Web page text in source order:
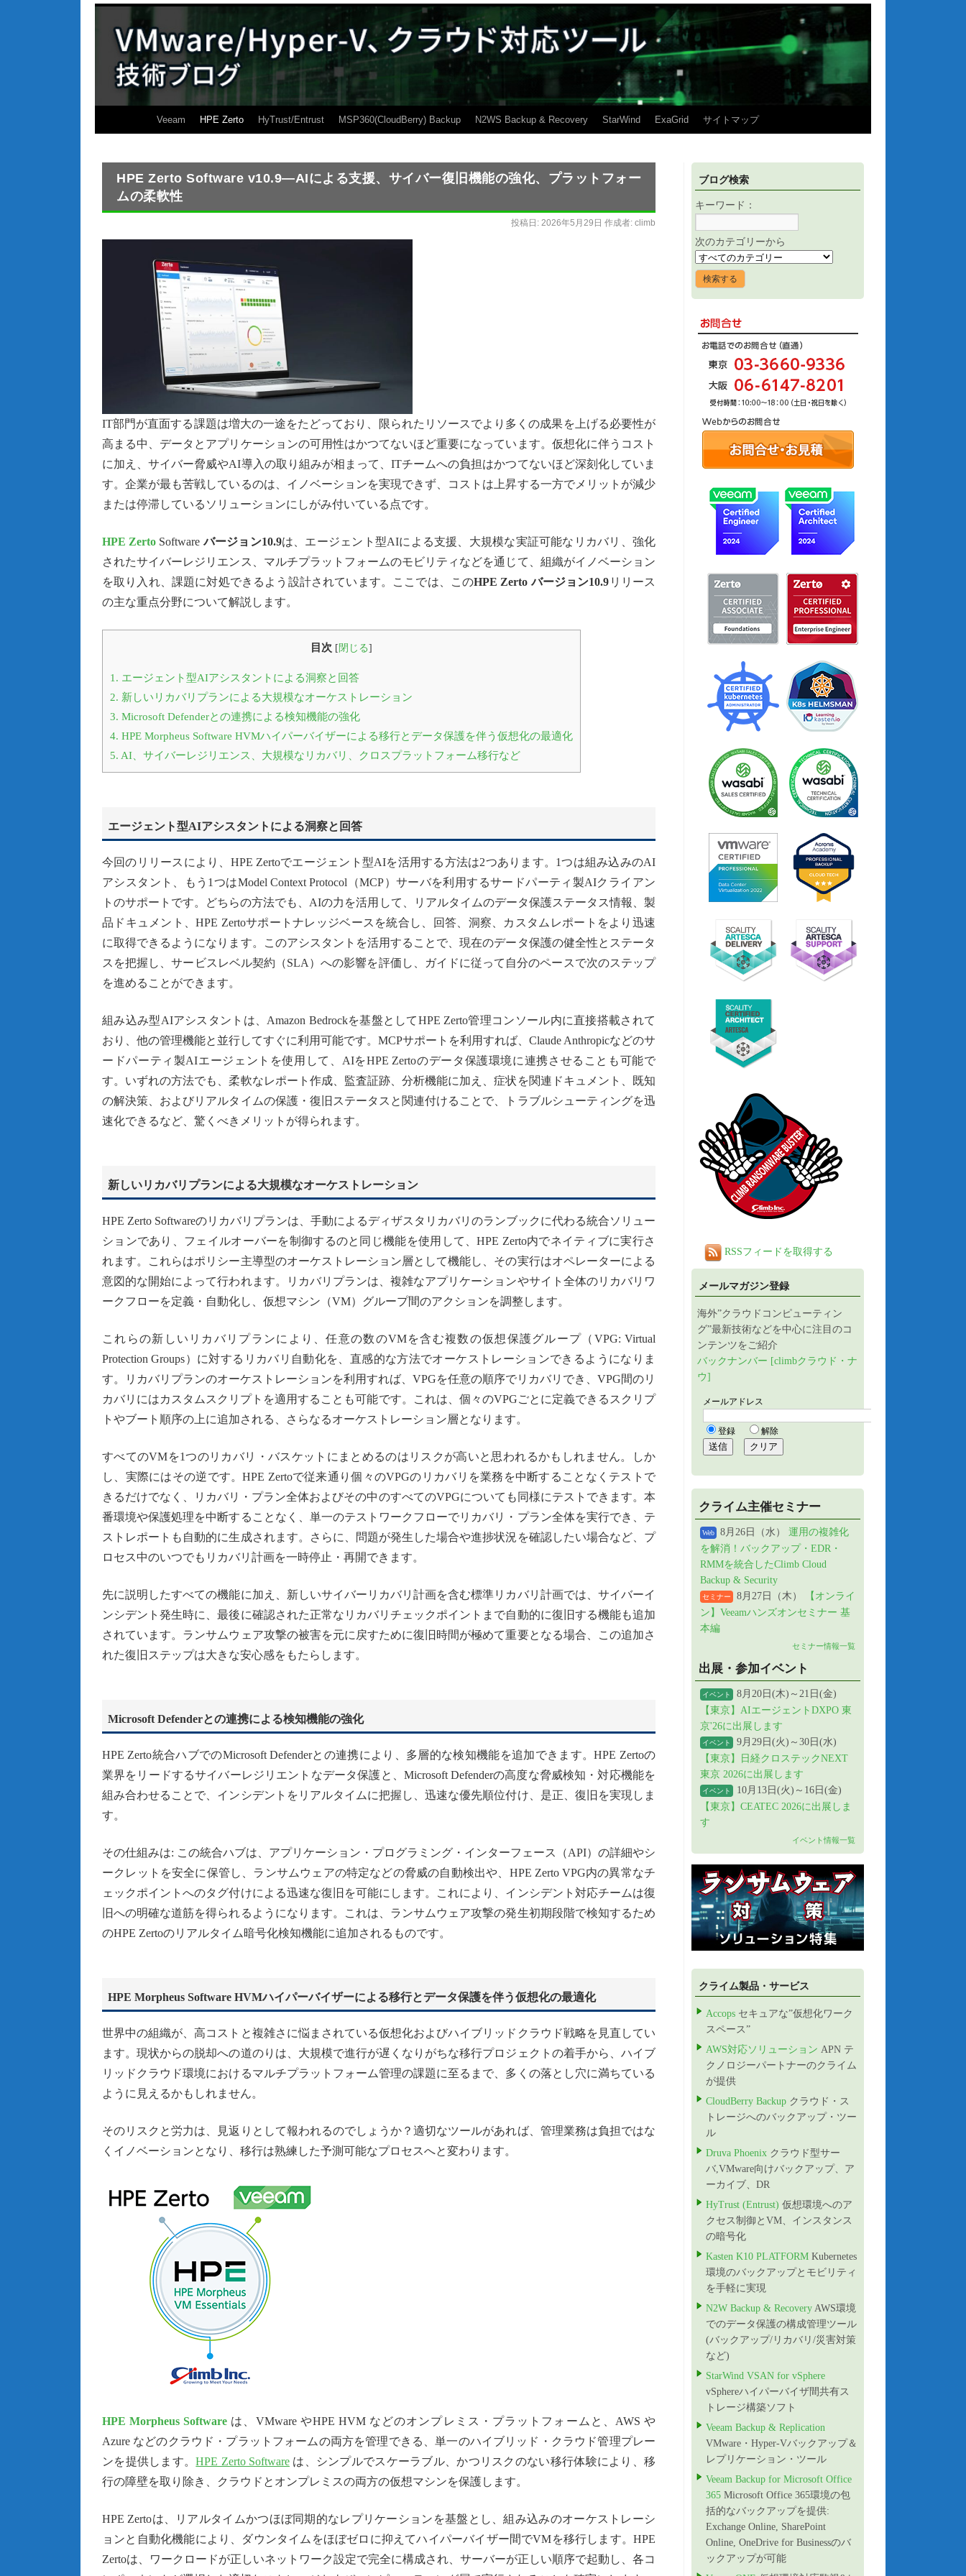
Veeam HPE Zerto HyTrust/Entrust MSP360(CloudBerry) Backup N2WS Backup & Recovery StarWind ExaGrid サイトマップ
HPE Zerto Software v10.9—AIによる支援、サイバー復旧機能の強化、プラットフォー
ムの柔軟性
投稿日: 2026年5月29日 作成者: climb
IT部門が直面する課題は増大の一途をたどっており、限られたリソースでより多くの成果を上げる必要性が
高まる中、データとアプリケーションの可用性はかつてないほど重要になっています。仮想化に伴うコスト
に加え、サイバー脅威やAI導入の取り組みが相まって、ITチームへの負担はかつてないほど深刻化していま
す。企業が最も苦戦しているのは、イノベーションを実現できず、コストは上昇する一方でメリットが減少
または停滞しているソリューションにしがみ付いている点です。
HPE Zerto Softwareバージョン10.9は、エージェント型AIによる支援、大規模な実証可能なリカバリ、強化
されたサイバーレジリエンス、マルチプラットフォームのモビリティなどを通じて、組織がイノベーション
を取り入れ、課題に対処できるよう設計されています。ここでは、このHPE Zerto バージョン10.9 リリース
の主な重点分野について解説します。
目次 [ 閉じる]
1. エージェント型AIアシスタントによる洞察と回答
2. 新しいリカバリプランによる大規模なオーケストレーション
3. Microsoft Defenderとの連携による検知機能の強化
4. HPE Morpheus Software HVMハイパーバイザーによる移行とデータ保護を伴う仮想化の最適化
5. AI、サイバーレジリエンス、大規模なリカバリ、クロスプラットフォーム移行など
エージェント型AIアシスタントによる洞察と回答
今回のリリースにより、HPE Zertoでエージェント型AIを活用する方法は2つあります。1つは組み込みのAI
アシスタント、もう1つはModel Context Protocol（MCP）サーバを利用するサードパーティ製AIクライアン
トのサポートです。どちらの方法でも、AIの力を活用して、リアルタイムのデータ保護ステータス情報、製
品ドキュメント、HPE Zertoサポートナレッジベースを統合し、回答、洞察、カスタムレポートをより迅速
に取得できるようになります。このアシスタントを活用することで、現在のデータ保護の健全性とステータ
スを把握し、サービスレベル契約（SLA）への影響を評価し、ガイドに従って自分のペースで次のステップ
を進めることができます。
組み込み型AIアシスタントは、Amazon Bedrockを基盤としてHPE Zerto管理コンソール内に直接搭載されて
おり、他の管理機能と並行してすぐに利用可能です。MCPサポートを利用すれば、Claude Anthropicなどのサ
ードパーティ製AIエージェントを使用して、AIをHPE Zertoのデータ保護環境に連携させることも可能で
す。いずれの方法でも、柔軟なレポート作成、監査証跡、分析機能に加え、症状を関連ドキュメント、既知
の解決策、およびリアルタイムの保護・復旧ステータスと関連付けることで、トラブルシューティングを迅
速化できるなど、驚くべきメリットが得られます。
新しいリカバリプランによる大規模なオーケストレーション
HPE Zerto Softwareのリカバリプランは、手動によるディザスタリカバリのランブックに代わる統合ソリュー
ションであり、フェイルオーバーを制御するのと同じ機能を使用して、HPE Zerto内でネイティブに実行さ
れます。これらはポリシー主導型のオーケストレーション層として機能し、その実行はオペレーターによる
意図的な開始によって行われます。リカバリプランは、複雑なアプリケーションやサイト全体のリカバリワ
ークフローを定義・自動化し、仮想マシン（VM）グループ間のアクションを調整します。
これらの新しいリカバリプランにより、任意の数のVMを含む複数の仮想保護グループ（VPG: Virtual
Protection Groups）に対するリカバリ自動化を、直感的な方法でオーケストレーションできるようになりま
す。リカバリプランのオーケストレーションを利用すれば、VPGを任意の順序でリカバリでき、VPG間のリ
カバリにはカスタムスクリプトを適用することも可能です。これは、個々のVPGごとに定義できるスクリプ
トやブート順序の上に追加される、さらなるオーケストレーション層となります。
すべてのVMを1つのリカバリ・バスケットにまとめるのはリスクが高いと思われるかもしれません。しか
し、実際にはその逆です。HPE Zertoで従来通り個々のVPGのリカバリを業務を中断することなくテストで
きるだけでなく、リカバリ・プラン全体およびその中のすべてのVPGについても同様にテストできます。本
番環境や保護処理を中断することなく、単一のテストワークフローでリカバリ・プラン全体を実行でき、テ
ストレポートも自動的に生成されます。さらに、問題が発生した場合や進捗状況を確認したい場合など、プ
ロセス中のいつでもリカバリ計画を一時停止・再開できます。
先に説明したすべての機能に加え、新しいサイバーリカバリ計画を含む標準リカバリ計画では、サイバーイ
ンシデント発生時に、最後に確認された正常なリカバリチェックポイントまで自動的に復旧する機能も追加
されています。ランサムウェア攻撃の被害を元に戻すために復旧時間が極めて重要となる場合、この追加さ
れた復旧ステップは大きな安心感をもたらします。
Microsoft Defenderとの連携による検知機能の強化
HPE Zerto統合ハブでのMicrosoft Defenderとの連携により、多層的な検知機能を追加できます。HPE Zertoの
業界をリードするサイバーレジリエントなデータ保護と、Microsoft Defenderの高度な脅威検知・対応機能を
組み合わせることで、インシデントをリアルタイムに把握し、迅速な優先順位付け、是正、復旧を実現しま
す。
その仕組みは: この統合ハブは、アプリケーション・プログラミング・インターフェース（API）の詳細やシ
ークレットを安全に保管し、ランサムウェアの特定などの脅威の自動検出や、HPE Zerto VPG内の異常なチ
ェックポイントへのタグ付けによる迅速な復旧を可能にします。これにより、インシデント対応チームは復
旧への明確な道筋を得られるようになります。これは、ランサムウェア攻撃の発生初期段階で検知するため
のHPE Zertoのリアルタイム暗号化検知機能に追加されるものです。
HPE Morpheus Software HVMハイパーバイザーによる移行とデータ保護を伴う仮想化の最適化
世界中の組織が、高コストと複雑さに悩まされている仮想化およびハイブリッドクラウド戦略を見直してい
ます。現状からの脱却への道のりは、大規模で進行が遅くなりがちな移行プロジェクトの着手から、ハイブ
リッドクラウド環境におけるマルチプラットフォーム管理の課題に至るまで、多くの落とし穴に満ちている
ように見えるかもしれません。
そのリスクと労力は、見返りとして報われるのでしょうか？適切なツールがあれば、管理業務は負担ではな
くイノベーションとなり、移行は熟練した予測可能なプロセスへと変わります。
HPE Morpheus Software は、VMware やHPE HVM などのオンプレミス・プラットフォームと、AWS や
Azure などのクラウド・プラットフォームの両方を管理できる、単一のハイブリッド・クラウド管理プレー
ンを提供します。HPE Zerto Softwareは、シンプルでスケーラブル、かつリスクのない移行体験により、移
行の障壁を取り除き、クラウドとオンプレミスの両方の仮想マシンを保護します。
HPE Zertoは、リアルタイムかつほぼ同期的なレプリケーションを基盤とし、組み込みのオーケストレーシ
ョンと自動化機能により、ダウンタイムをほぼゼロに抑えてハイパーバイザー間でVMを移行します。HPE
Zertoは、ワークロードが正しいネットワーク設定で完全に構成され、サーバーが正しい順序で起動し、各コ
ブログ検索
キーワード：
次のカテゴリーから
RSSフィードを取得する
メールマガジン登録
海外”クラウドコンピューティン
グ”最新技術などを中心に注目のコ
ンテンツをご紹介
バックナンバー [climbクラウド・ナ
ウ]
クライム主催セミナー
Web 8月26日（水） 運用の複雑化
を解消！バックアップ・EDR・
RMMを統合したClimb Cloud
Backup & Security
セミナー 8月27日（木）
【オンライ
ン】Veeamハンズオンセミナー 基
本編
セミナー情報一覧
出展・参加イベント
イベント
8月20日(木)～21日(金)
【東京】AIエージェントDXPO 東
京'26に出展します
イベント
9月29日(火)～30日(水)
【東京】日経クロステックNEXT
東京 2026に出展します
イベント
10月13日(火)～16日(金)
【東京】CEATEC 2026に出展しま
す
イベント情報一覧
クライム製品・サービス
Accops セキュアな”仮想化ワーク
スペース”
AWS対応ソリューション APN テ
クノロジーパートナーのクライム
が提供
CloudBerry Backup クラウド・ス
トレージへのバックアップ・ツー
ル
Druva Phoenix クラウド型サー
バ,VMware向けバックアップ、ア
ーカイブ、DR
HyTrust (Entrust) 仮想環境へのア
クセス制御とVM、インスタンス
の暗号化
Kasten K10 PLATFORM Kubernetes
環境のバックアップとモビリティ
を手軽に実現
N2W Backup & Recovery AWS環境
でのデータ保護の構成管理ツール
(バックアップ/リカバリ/災害対策
など)
StarWind VSAN for vSphere
vSphereハイパーバイザ間共有ス
トレージ構築ソフト
Veeam Backup & Replication
VMware・Hyper-Vバックアップ＆
レプリケーション・ツール
Veeam Backup for Microsoft Office
365 Microsoft Office 365環境の包
括的なバックアップを提供:
Exchange Online, SharePoint
Online, OneDrive for Businessのバ
ックアップが可能